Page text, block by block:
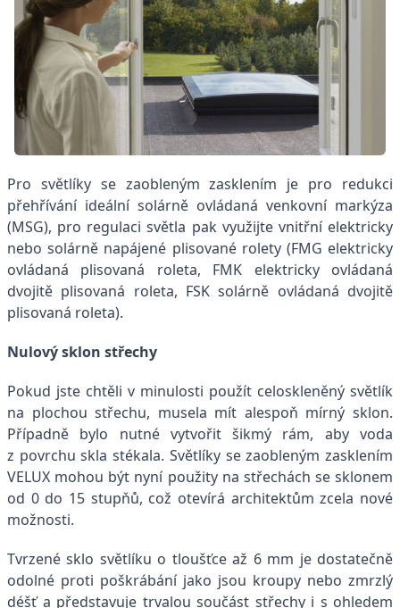
Pro světlíky se zaobleným zasklením je pro redukci
přehřívání ideální solárně ovládaná venkovní markýza
(MSG), pro regulaci světla pak využijte vnitřní elektricky
nebo solárně napájené plisované rolety (FMG elektricky
ovládaná plisovaná roleta, FMK elektricky ovládaná
dvojitě plisovaná roleta, FSK solárně ovládaná dvojitě
plisovaná roleta).
Nulový sklon střechy
Pokud jste chtěli v minulosti použít celoskleněný světlík
na plochou střechu, musela mít alespoň mírný sklon.
Případně bylo nutné vytvořit šikmý rám, aby voda
z povrchu skla stékala. Světlíky se zaobleným zasklením
VELUX mohou být nyní použity na střechách se sklonem
od 0 do 15 stupňů, což otevírá architektům zcela nové
možnosti.
Tvrzené sklo světlíku o tloušťce až 6 mm je dostatečně
odolné proti poškrábání jako jsou kroupy nebo zmrzlý
déšť a představuje trvalou součást střechy i s ohledem